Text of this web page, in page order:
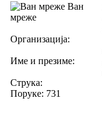
Ван
мреже
Организација:
Име и презиме:
Струка:
Поруке: 731